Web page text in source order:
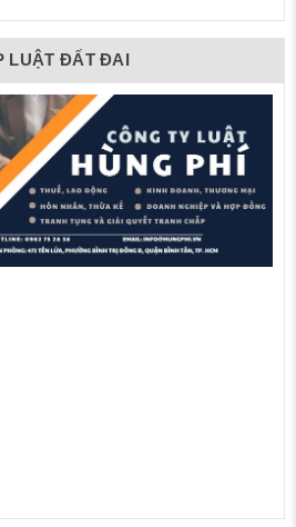
LUẬT ĐẤT ĐAI